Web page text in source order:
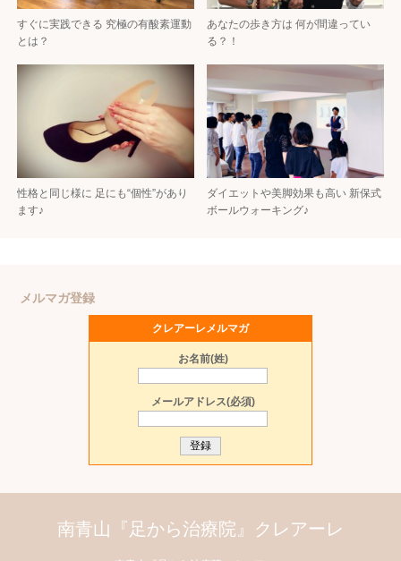
すぐに実践できる 究極の有酸素運動
とは？
あなたの歩き方は 何が間違ってい
る？！
性格と同じ様に 足にも“個性”があり
ます♪
ダイエットや美脚効果も高い 新保式
ボールウォーキング♪
メルマガ登録
クレアーレメルマガ
お名前(姓)
メールアドレス(必須)
南青山『足から治療院』クレアーレ